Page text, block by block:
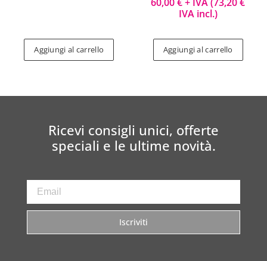
Aggiungi al carrello
IVA incl.)
Aggiungi al carrello
Ricevi consigli unici, offerte
speciali e le ultime novità.
Iscriviti